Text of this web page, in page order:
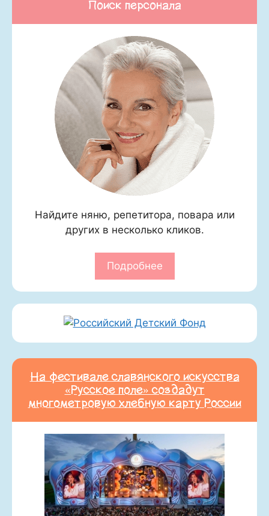
Поиск персонала
Найдите няню, репетитора, повара или
других в несколько кликов.
Подробнее
На фестивале славянского искусства
«Русское поле» создадут
многометровую хлебную карту России